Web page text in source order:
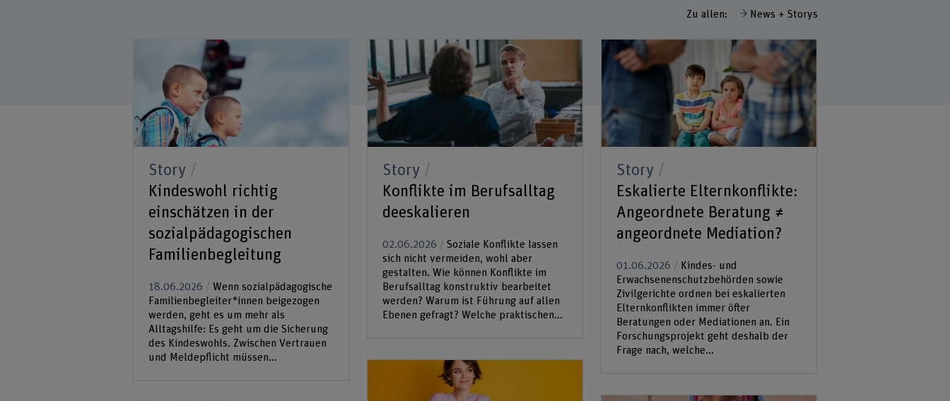
Zu allen: News + Storys
Story
Kindeswohl richtig
einschätzen in der
sozialpädagogischen
Familienbegleitung
18.06.2026
Wenn sozialpädagogische
Familienbegleiter*innen beigezogen
werden, geht es um mehr als
Alltagshilfe: Es geht um die Sicherung
des Kindeswohls. Zwischen Vertrauen
und Meldepflicht müssen...
Story
Konflikte im Berufsalltag
deeskalieren
02.06.2026
Soziale Konflikte lassen
sich nicht vermeiden, wohl aber
gestalten. Wie können Konflikte im
Berufsalltag konstruktiv bearbeitet
werden? Warum ist Führung auf allen
Ebenen gefragt? Welche praktischen...
Story
Eskalierte Elternkonflikte:
Angeordnete Beratung ≠
angeordnete Mediation?
01.06.2026
Kindes- und
Erwachsenenschutzbehörden sowie
Zivilgerichte ordnen bei eskalierten
Elternkonflikten immer öfter
Beratungen oder Mediationen an. Ein
Forschungsprojekt geht deshalb der
Frage nach, welche...